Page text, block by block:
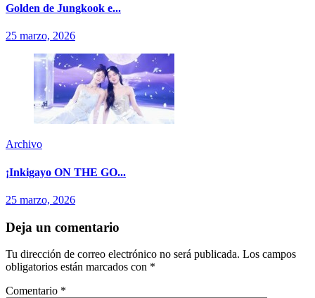
Golden de Jungkook e...
25 marzo, 2026
Archivo
¡Inkigayo ON THE GO...
25 marzo, 2026
Deja un comentario
Tu dirección de correo electrónico no será publicada. Los campos
obligatorios están marcados con *
Comentario *